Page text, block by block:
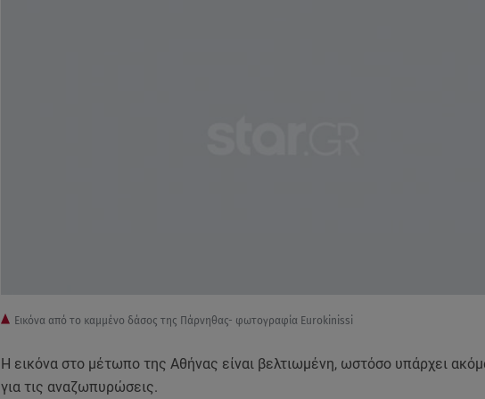
Εικόνα από το καμμένο δάσος της Πάρνηθας- φωτογραφία Eurokinissi
Η εικόνα στο μέτωπο της Αθήνας είναι βελτιωμένη, ωστόσο υπάρχει
για τις αναζωπυρώσεις.